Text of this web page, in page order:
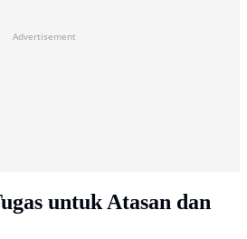
Advertisement
untuk Atasan dan